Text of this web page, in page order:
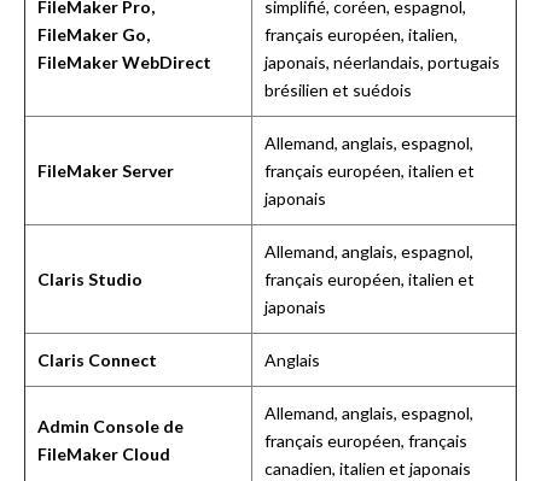
FileMaker Pro,
FileMaker Go,
FileMaker WebDirect
simplifié, coréen, espagnol,
français européen, italien,
japonais, néerlandais, portugais
brésilien et suédois
FileMaker Server
Allemand, anglais, espagnol,
français européen, italien et
japonais
Claris Studio
Allemand, anglais, espagnol,
français européen, italien et
japonais
Claris Connect Anglais
Admin Console de
FileMaker Cloud
Allemand, anglais, espagnol,
français européen, français
canadien, italien et japonais